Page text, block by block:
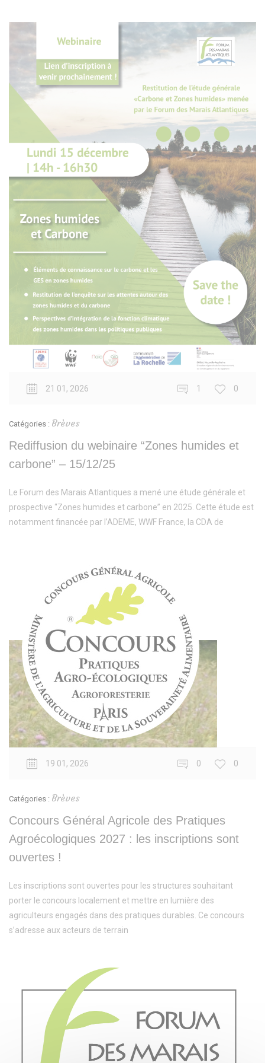
21 01, 2026 1 0
Catégories : Brèves
Rediffusion du webinaire “Zones humides et
carbone” – 15/12/25
Le Forum des Marais Atlantiques a mené une étude générale et
prospective “Zones humides et carbone” en 2025. Cette étude est
notamment financée par l’ADEME, WWF France, la CDA de
19 01, 2026 0 0
Catégories : Brèves
Concours Général Agricole des Pratiques
Agroécologiques 2027 : les inscriptions sont
ouvertes !
Les inscriptions sont ouvertes pour les structures souhaitant
porter le concours localement et mettre en lumière des
agriculteurs engagés dans des pratiques durables. Ce concours
s’adresse aux acteurs de terrain